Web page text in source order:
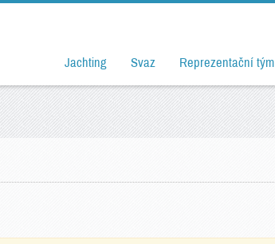
Jachting Svaz Reprezentační tým